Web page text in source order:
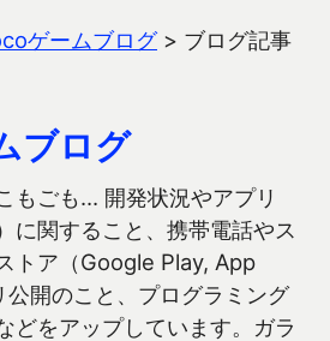
ゲームブログ> ブログ記事
ブログ
もごも… 開発状況やアプリ
に関すること、携帯電話やス
トア（Google Play, App
開のこと、プログラミング
どをアップしています。ガラ